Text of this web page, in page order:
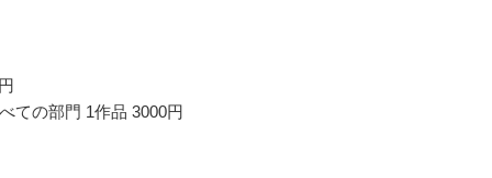
ての部門 1作品 3000円